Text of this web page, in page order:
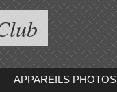
APPAREILS PHOTOS